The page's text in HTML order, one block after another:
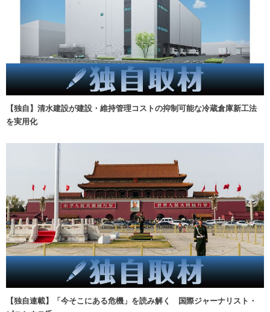
【独自】清水建設が建設・維持管理コストの抑制可能な冷蔵倉庫新工法
を実用化
【独自連載】「今そこにある危機」を読み解く 国際ジャーナリスト・